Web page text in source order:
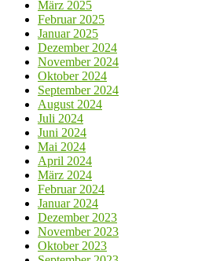
März 2025
Februar 2025
Januar 2025
Dezember 2024
November 2024
Oktober 2024
September 2024
August 2024
Juli 2024
Juni 2024
Mai 2024
April 2024
März 2024
Februar 2024
Januar 2024
Dezember 2023
November 2023
Oktober 2023